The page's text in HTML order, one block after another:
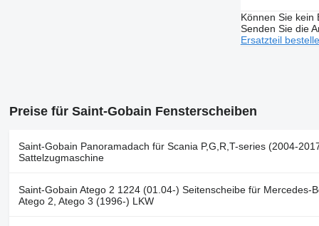
Können Sie kein
Senden Sie die
Ersatzteil
Preise für Saint-Gobain Fensterscheiben
Saint-Gobain Panoramadach für Scania P,G,R,T-series (2004-
Sattelzugmaschine
Saint-Gobain Atego 2 1224 (01.04-) Seitenscheibe für Mercedes-
Atego 2, Atego 3 (1996-) LKW